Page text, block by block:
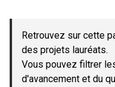
−
Retrouvez sur cette
des projets lauréats.
Vous pouvez filtrer
d'avancement et du